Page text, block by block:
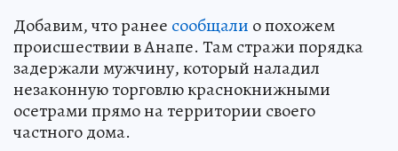
Добавим, что ранее сообщали о похожем
происшествии в Анапе. Там стражи порядка
задержали мужчину, который наладил
незаконную торговлю краснокнижными
осетрами прямо на территории своего
частного дома.